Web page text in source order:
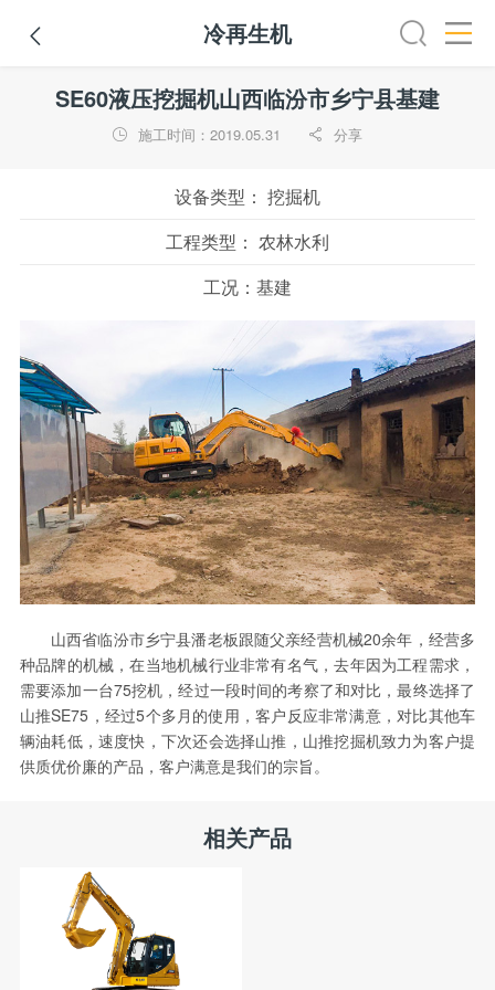
 冷再生机
装载机 挖掘机 铣刨机 摊铺机 冷再生机 吊管机
SE60液压挖掘机山西临汾市乡宁县基建
 施工时间：2019.05.31  分享
设备类型： 挖掘机
工程类型： 农林水利
工况： 基建
山西省临汾市乡宁县潘老板跟随父亲经营机械20余年，经营多
种品牌的机械，在当地机械行业非常有名气，去年因为工程需求，
需要添加一台75挖机，经过一段时间的考察了和对比，最终选择了
山推SE75，经过5个多月的使用，客户反应非常满意，对比其他车
辆油耗低，速度快，下次还会选择山推，山推挖掘机致力为客户提
供质优价廉的产品，客户满意是我们的宗旨。
相关产品